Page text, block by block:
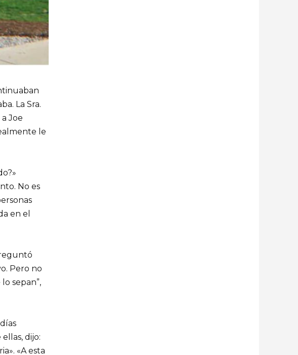
La Sra.
Joe
le
No es
en el
Pero no
sepan”,
dijo:
«A esta